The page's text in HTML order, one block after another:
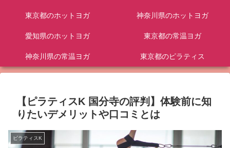
東京都のホットヨガ 神奈川県のホットヨガ
愛知県のホットヨガ 東京都の常温ヨガ
神奈川県の常温ヨガ 東京都のピラティス
【ピラティスK 国分寺の評判】体験前に知
りたいデメリットや口コミとは
ピラティスK